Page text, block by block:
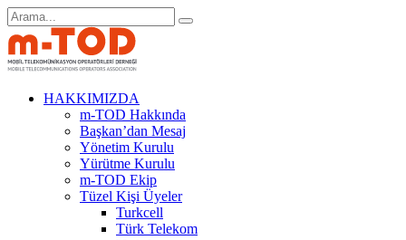
HAKKIMIZDA
m-TOD Hakkında
Başkan’dan Mesaj
Yönetim Kurulu
Yürütme Kurulu
m-TOD Ekip
Tüzel Kişi Üyeler
Turkcell
Türk Telekom